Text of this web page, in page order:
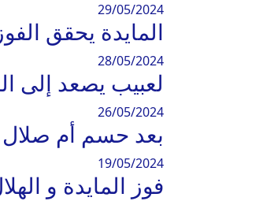
29/05/2024
المايدة يحقق الفوز على
28/05/2024
لعبيب يصعد إلى المربع الذهبي 2024 بعد
26/05/2024
بعد حسم أم صلال
19/05/2024
فوز المايدة و